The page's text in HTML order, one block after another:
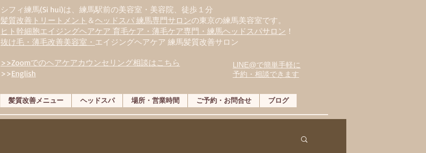
シフィ練馬(Si hui)は、 練馬駅前の美容室・美容院、徒歩１分
髪質改善トリートメント ＆ヘッドスパ 練馬専門サロンの東京の練馬美容室です。
ヒト幹細胞エイジングヘアケア 育毛ケア・薄毛ケア専門・練馬ヘッドスパサロン ！
抜け毛・薄毛改善美容室・ エイジングヘアケア 練馬髪質改善サロン
>>Zoomでのヘアケアカウンセリング相談はこちら
>>English
LINE@で簡単手軽に
予約・相談できます
髪質改善メニュー ヘッドスパ 場所・営業時間 ご予約・お問合せ ブログ